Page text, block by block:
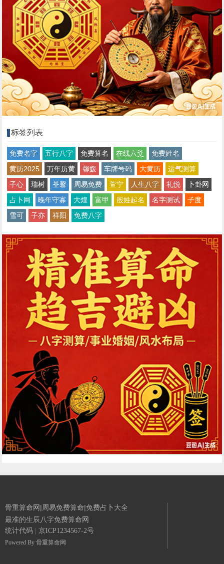
标签列表
免费名字 五行八字 免费算名 在线六爻
免费姓名
黄历2025
万年历黄 馨媛 车牌号码 大黄历
运气测算
子心
瑞树 荃馨 周易免费 萱宁 人生八字 礼悦
卜卦网
占卜网
晚年守寡 大煌 富甲 殷姓起名 名字测试
子度
雪可
子亦 祥阳 免费八字
骨重算命网|周易免费算命|免费占卜大全
最准的生辰八字免费算命网
统计代码 京ICP1234567-2号
Powered By 骨重算命网